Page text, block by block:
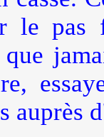
le
auprès